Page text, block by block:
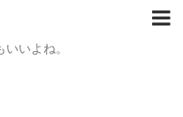
いよね。